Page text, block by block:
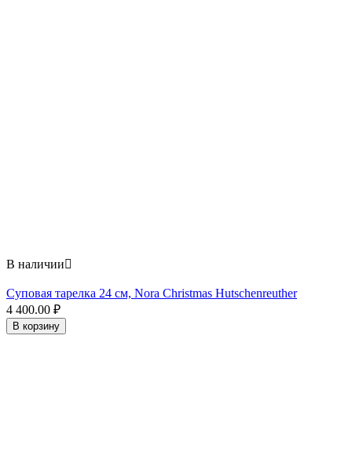
В наличии
Суповая тарелка 24 см, Nora Christmas Hutschenreuther
4 400.00 ₽
В корзину